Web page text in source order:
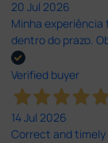
20 Jul 2026
Minha
dentro do prazo.
Verified buyer
14 Jul 2026
Correct and timely